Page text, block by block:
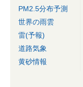
PM2.5分布予測
世界の雨雲
雷(予報)
道路気象
黄砂情報